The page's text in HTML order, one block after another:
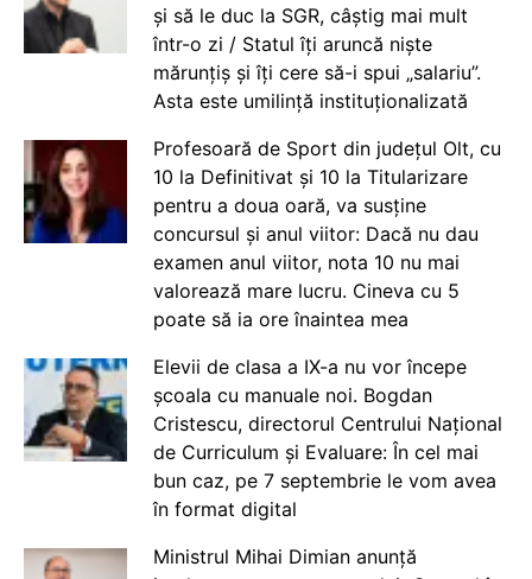
și să le duc la SGR, câștig mai mult
într-o zi / Statul îți aruncă niște
mărunțiș și îți cere să-i spui „salariu”.
Asta este umilință instituționalizată
Profesoară de Sport din județul Olt, cu
10 la Definitivat și 10 la Titularizare
pentru a doua oară, va susține
concursul și anul viitor: Dacă nu dau
examen anul viitor, nota 10 nu mai
valorează mare lucru. Cineva cu 5
poate să ia ore înaintea mea
Elevii de clasa a IX-a nu vor începe
școala cu manuale noi. Bogdan
Cristescu, directorul Centrului Național
de Curriculum și Evaluare: În cel mai
bun caz, pe 7 septembrie le vom avea
în format digital
Ministrul Mihai Dimian anunță